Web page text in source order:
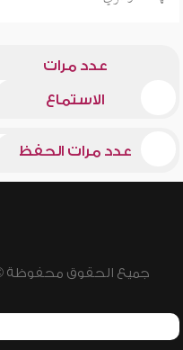
عدد مرات
الاستماع
عدد مرات الحفظ
جميع الحقوق محفوظة © 2026 - 1998 لشبكة إسلام